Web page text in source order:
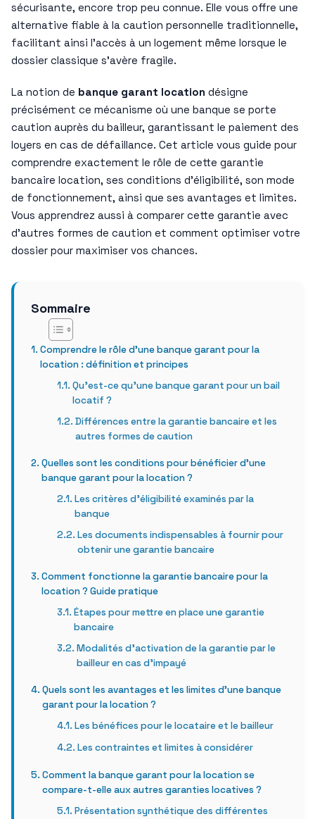
sécurisante, encore trop peu connue. Elle vous offre une
alternative fiable à la caution personnelle traditionnelle,
facilitant ainsi l’accès à un logement même lorsque le
dossier classique s’avère fragile.
La notion de banque garant location désigne
précisément ce mécanisme où une banque se porte
caution auprès du bailleur, garantissant le paiement des
loyers en cas de défaillance. Cet article vous guide pour
comprendre exactement le rôle de cette garantie
bancaire location, ses conditions d’éligibilité, son mode
de fonctionnement, ainsi que ses avantages et limites.
Vous apprendrez aussi à comparer cette garantie avec
d’autres formes de caution et comment optimiser votre
dossier pour maximiser vos chances.
Sommaire
Comprendre le rôle d’une banque garant pour la
location : définition et principes
Qu’est-ce qu’une banque garant pour un bail
locatif ?
Différences entre la garantie bancaire et les
autres formes de caution
Quelles sont les conditions pour bénéficier d’une
banque garant pour la location ?
Les critères d’éligibilité examinés par la
banque
Les documents indispensables à fournir pour
obtenir une garantie bancaire
Comment fonctionne la garantie bancaire pour la
location ? Guide pratique
Étapes pour mettre en place une garantie
bancaire
Modalités d’activation de la garantie par le
bailleur en cas d’impayé
Quels sont les avantages et les limites d’une banque
garant pour la location ?
Les bénéfices pour le locataire et le bailleur
Les contraintes et limites à considérer
Comment la banque garant pour la location se
compare-t-elle aux autres garanties locatives ?
Présentation synthétique des différentes